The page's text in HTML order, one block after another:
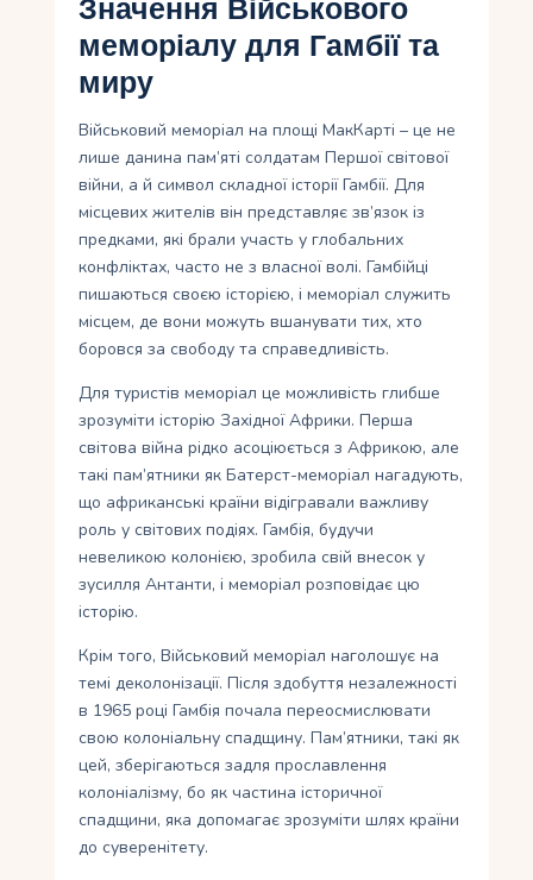
Значення Військового
меморіалу для Гамбії та
миру
Військовий меморіал на площі МакКарті – це не
лише данина пам’яті солдатам Першої світової
війни, а й символ складної історії Гамбії. Для
місцевих жителів він представляє зв’язок із
предками, які брали участь у глобальних
конфліктах, часто не з власної волі. Гамбійці
пишаються своєю історією, і меморіал служить
місцем, де вони можуть вшанувати тих, хто
боровся за свободу та справедливість.
Для туристів меморіал це можливість глибше
зрозуміти історію Західної Африки. Перша
світова війна рідко асоціюється з Африкою, але
такі пам’ятники як Батерст-меморіал нагадують,
що африканські країни відігравали важливу
роль у світових подіях. Гамбія, будучи
невеликою колонією, зробила свій внесок у
зусилля Антанти, і меморіал розповідає цю
історію.
Крім того, Військовий меморіал наголошує на
темі деколонізації. Після здобуття незалежності
в 1965 році Гамбія почала переосмислювати
свою колоніальну спадщину. Пам’ятники, такі як
цей, зберігаються задля прославлення
колоніалізму, бо як частина історичної
спадщини, яка допомагає зрозуміти шлях країни
до суверенітету.